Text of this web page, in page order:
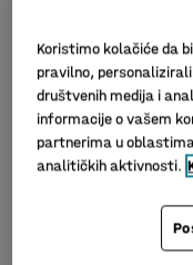
Filter
1 proizvoda
Koristimo kolačiće da
pravilno,
društvenih medija i
informacije o vašem
partnerima u
analitičkih aktivnosti.